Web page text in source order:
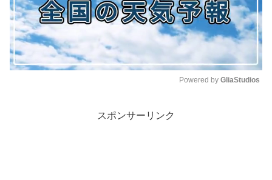
Powered by GliaStudios
スポンサーリンク